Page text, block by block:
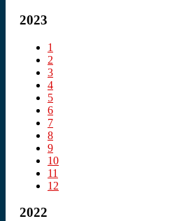
2023
1
2
3
4
5
6
7
8
9
10
11
12
2022